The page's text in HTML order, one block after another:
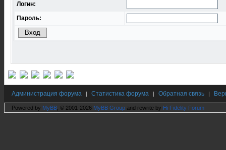
Логин:
Пароль:
Администрация форума | Статистика форума | Обратная связь |
Powered by MyBB , © 2001-2026 MyBB Group and rewrite by Hi Fidelity Forum